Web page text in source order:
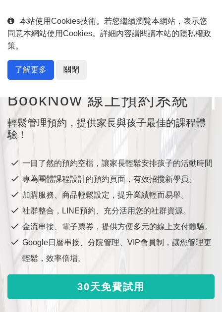
本站使用Cookies技術。若您繼續瀏覽本網站，表示您
同意本網站使用Cookies。詳細內容請閱讀本站的隱私權政
策。
了解更多 關閉
專為幼兒活動、才藝教室和語言課程量身打造
BookNow 線上預約系統
輕鬆管理預約，提供家長與孩子最佳的課程體
驗！
一目了然的預約空檔，讓家長輕鬆安排孩子的活動時間
專為團體課程設計的預約頁面，有效招攬新學員。
加購服務、商品輕鬆設定，提升業績輕而易舉。
社群整合，LINE預約、充分活用您的社群資源。
金流串接、電子票券，提供方便多元的線上支付體驗。
Google日曆串接、分院管理、VIP會員制，讓您管理更
輕鬆，效率倍增。
30天免費試用